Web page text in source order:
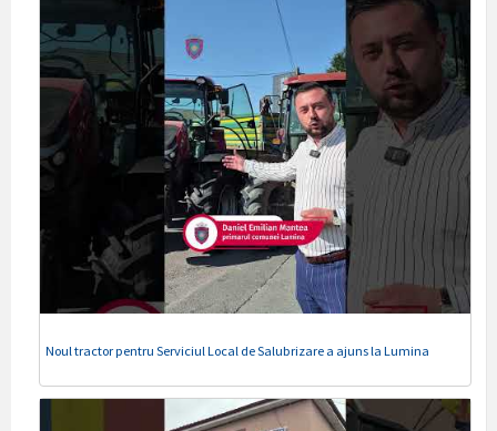
Noul tractor pentru Serviciul Local de Salubrizare a ajuns la Lumina